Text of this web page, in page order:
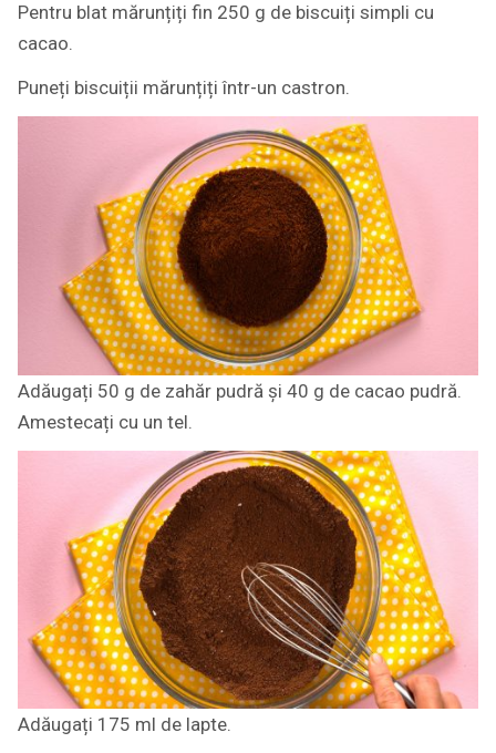
Pentru blat mărunțiți fin 250 g de biscuiți simpli cu
cacao.
Puneți biscuiții mărunțiți într-un castron.
Adăugați 50 g de zahăr pudră și 40 g de cacao pudră.
Amestecați cu un tel.
Adăugați 175 ml de lapte.